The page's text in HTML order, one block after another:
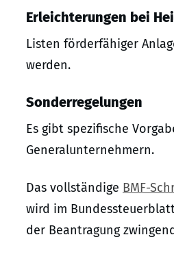
Erleichterungen bei
Listen förderfähiger
werden.
Sonderregelungen
Es gibt spezifische
Generalunternehmern.
Das vollständige BMF-
wird im
der Beantragung